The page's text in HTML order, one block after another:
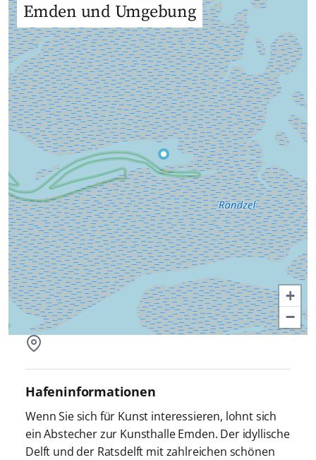
Emden und Umgebung
+
−
Hafeninformationen
Wenn Sie sich für Kunst interessieren, lohnt sich
ein Abstecher zur Kunsthalle Emden. Der idyllische
Delft und der Ratsdelft mit zahlreichen schönen